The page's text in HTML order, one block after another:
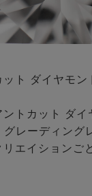
ット ダイヤモ
ントカット ダイ
レーディング
エイションご